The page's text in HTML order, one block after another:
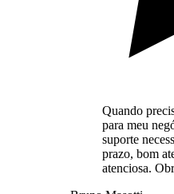
Quando
para meu
suporte
prazo, bom
atenciosa.